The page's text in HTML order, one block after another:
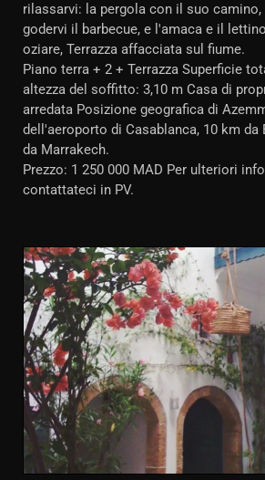
rilassarvi: la pergola con il suo
godervi il barbecue, e l'amaca e il
oziare, Terrazza affacciata sul fiume.
Piano terra + 2 + Terrazza Superficie
altezza del soffitto: 3,10 m Casa di
arredata Posizione geografica di
dell'aeroporto di Casablanca, 10 km da
da Marrakech.
Prezzo: 1 250 000 MAD Per ulteriori
contattateci in PV.